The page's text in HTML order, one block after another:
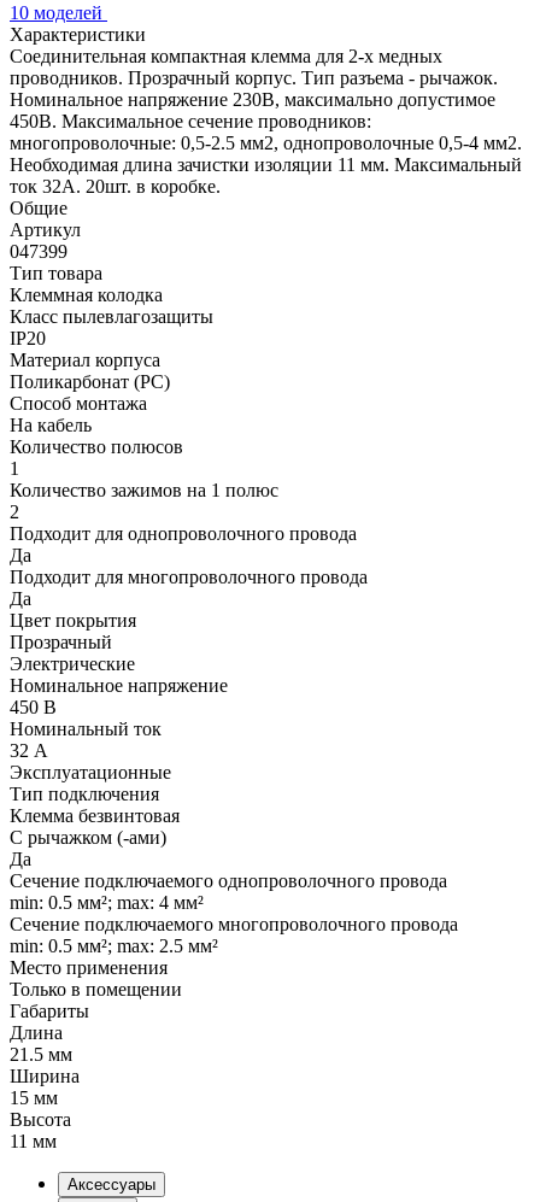
10 моделей
Характеристики
Соединительная компактная клемма для 2-х медных
проводников. Прозрачный корпус. Тип разъема - рычажок.
Номинальное напряжение 230В, максимально допустимое
450В. Максимальное сечение проводников:
многопроволочные: 0,5-2.5 мм2, однопроволочные 0,5-4 мм2.
Необходимая длина зачистки изоляции 11 мм. Максимальный
ток 32А. 20шт. в коробке.
Общие
Артикул
047399
Тип товара
Клеммная колодка
Класс пылевлагозащиты
IP20
Материал корпуса
Поликарбонат (PC)
Способ монтажа
На кабель
Количество полюсов
1
Количество зажимов на 1 полюс
2
Подходит для однопроволочного провода
Да
Подходит для многопроволочного провода
Да
Цвет покрытия
Прозрачный
Электрические
Номинальное напряжение
450 В
Номинальный ток
32 А
Эксплуатационные
Тип подключения
Клемма безвинтовая
С рычажком (-ами)
Да
Сечение подключаемого однопроволочного провода
min: 0.5 мм²; max: 4 мм²
Сечение подключаемого многопроволочного провода
min: 0.5 мм²; max: 2.5 мм²
Место применения
Только в помещении
Габариты
Длина
21.5 мм
Ширина
15 мм
Высота
11 мм
Аксессуары